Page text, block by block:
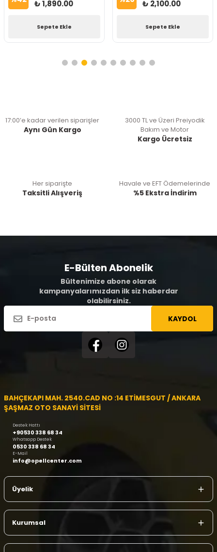
₺ 1,890.00
Sepete Ekle
₺ 2,100.00
Sepete Ekle
17:00’e kadar verilen siparişler
Aynı Gün Kargo
3000 TL ve Üzeri Preiyodik
Bakım ve Motor
Kargo Ücretsiz
Her siparişte
Taksitli Alışveriş
Havale ve EFT Ödemelerinde
%5 Ekstra İndirim
E-Bülten Abonelik
Bültenimize abone olarak
kampanyalarımızdan ilk siz haberdar
olabilirsiniz.
KAYDOL
BAHÇEKAPI MAH. 2540.CAD NO :14 ETİMESGUT / ANKARA
ŞAŞMAZ OTO SANAYİ SİTESİ
Destek Hattı
+90530 338 68 34
Whatsapp Destek
0530 338 68 34
E-Mail
info@opellcenter.com
Üyelik
Kurumsal